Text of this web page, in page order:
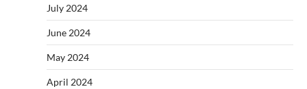
July 2024
June 2024
May 2024
April 2024